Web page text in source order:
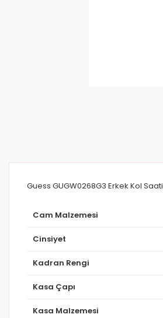
Guess GUGW0268G3 Erkek Kol Saati
Cam Malzemesi
Cinsiyet
Kadran Rengi
Kasa Çapı
Kasa Malzemesi